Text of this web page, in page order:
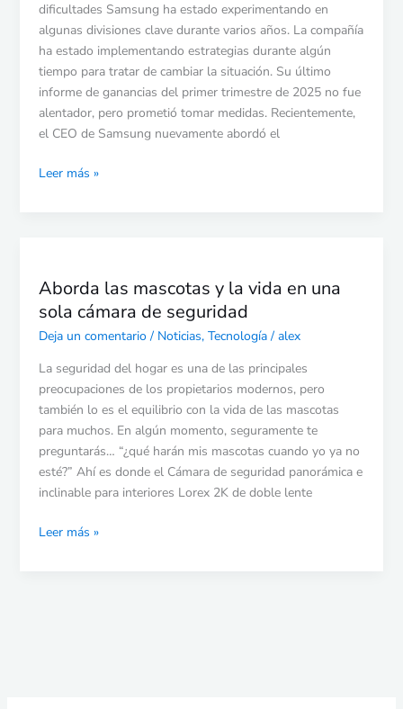
dificultades Samsung ha estado experimentando en
algunas divisiones clave durante varios años. La compañía
ha estado implementando estrategias durante algún
tiempo para tratar de cambiar la situación. Su último
informe de ganancias del primer trimestre de 2025 no fue
alentador, pero prometió tomar medidas. Recientemente,
el CEO de Samsung nuevamente abordó el
Leer más »
Aborda las mascotas y la vida en una
sola cámara de seguridad
Deja un comentario / Noticias, Tecnología/ alex
La seguridad del hogar es una de las principales
preocupaciones de los propietarios modernos, pero
también lo es el equilibrio con la vida de las mascotas
para muchos. En algún momento, seguramente te
preguntarás… “¿qué harán mis mascotas cuando yo ya no
esté?” Ahí es donde el Cámara de seguridad panorámica e
inclinable para interiores Lorex 2K de doble lente
mascotas
y
la
en
una
sola
cámara
de
seguridad
Leer más »